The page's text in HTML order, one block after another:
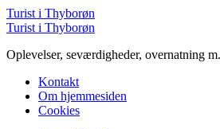
Menu
Turist i Thyborøn
Søg
Turist i Thyborøn
Oplevelser, seværdigheder, overnatning
Kontakt
Om hjemmesiden
Cookies